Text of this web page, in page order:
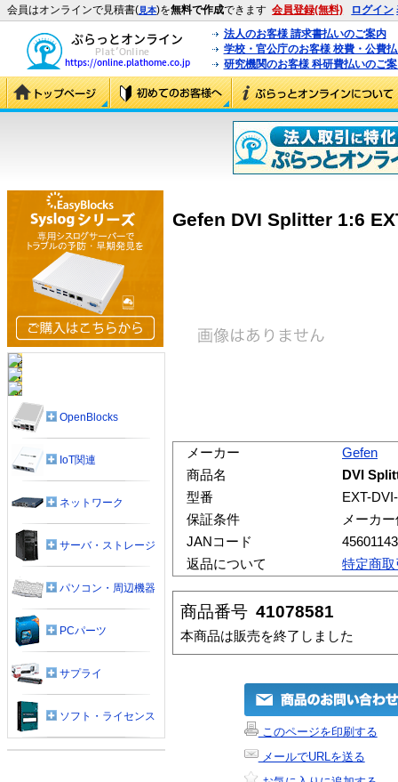
会員はオンラインで見積書(見本)を無料で作成できます 会員登録(無料) ログイン
法人のお客様 請求書払いのご案内
学校・官公庁のお客様 校費・公費
研究機関のお客様 科研費払いのご
Gefen DVI Splitter 1:6
メーカー
Gefen
商品名
DVI
型番
EXT-
保証条件
メーカ
JANコード
返品について
特定商
商品番号 41078581
本商品は販売を終了しました
このページを印刷する
メールでURLを送る
OpenBlocks
IoT関連
ネットワーク
サーバ・ストレージ
パソコン・周辺機器
PCパーツ
サプライ
ソフト・ライセンス